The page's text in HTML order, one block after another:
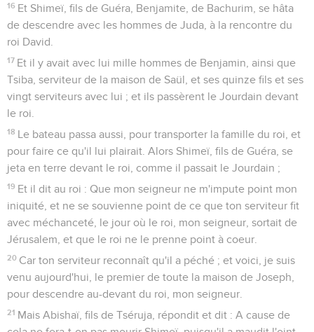
16 Et Shimeï, fils de Guéra, Benjamite, de Bachurim, se hâta
de descendre avec les hommes de Juda, à la rencontre du
roi David.
17 Et il y avait avec lui mille hommes de Benjamin, ainsi que
Tsiba, serviteur de la maison de Saül, et ses quinze fils et ses
vingt serviteurs avec lui ; et ils passèrent le Jourdain devant
le roi.
18 Le bateau passa aussi, pour transporter la famille du roi, et
pour faire ce qu'il lui plairait. Alors Shimeï, fils de Guéra, se
jeta en terre devant le roi, comme il passait le Jourdain ;
19 Et il dit au roi : Que mon seigneur ne m'impute point mon
iniquité, et ne se souvienne point de ce que ton serviteur fit
avec méchanceté, le jour où le roi, mon seigneur, sortait de
Jérusalem, et que le roi ne le prenne point à coeur.
20 Car ton serviteur reconnaît qu'il a péché ; et voici, je suis
venu aujourd'hui, le premier de toute la maison de Joseph,
pour descendre au-devant du roi, mon seigneur.
21 Mais Abishaï, fils de Tséruja, répondit et dit : A cause de